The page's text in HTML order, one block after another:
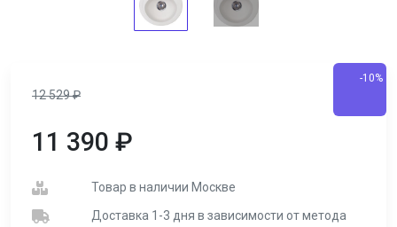
12 529₽
-10%
11 390 ₽
Товар в наличии Москве
Доставка 1-3 дня в зависимости от метода